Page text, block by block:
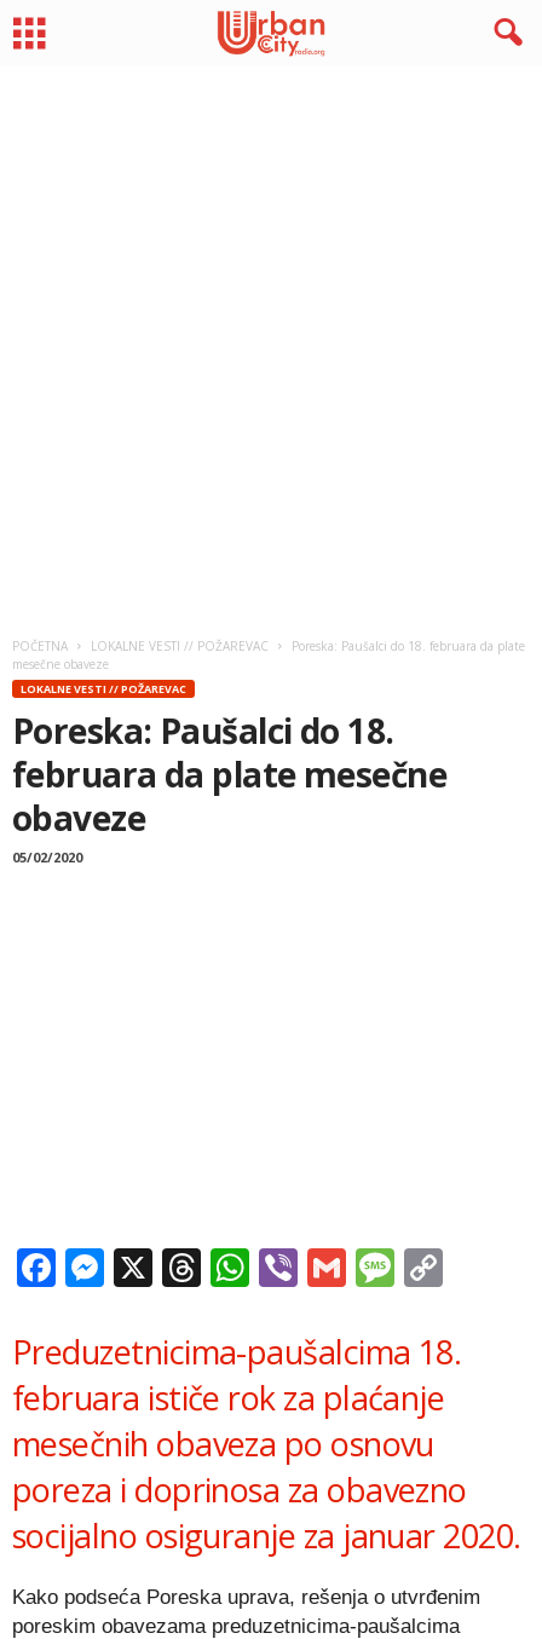
POČETNA LOKALNE VESTI // POŽAREVAC
Poreska: Paušalci do 18. februara da plate
mesečne obaveze
LOKALNE VESTI // POŽAREVAC
Poreska: Paušalci do 18.
februara da plate mesečne
obaveze
05/02/2020
Facebook
Messenger
X Threads
WhatsApp
ViberGmail
Preduzetnicima-paušalcima 18.
februara ističe rok za plaćanje
mesečnih obaveza po osnovu
poreza i doprinosa za obavezno
socijalno osiguranje za januar 2020.
Kako podseća Poreska uprava, rešenja o utvrđenim
poreskim obavezama preduzetnicima-paušalcima